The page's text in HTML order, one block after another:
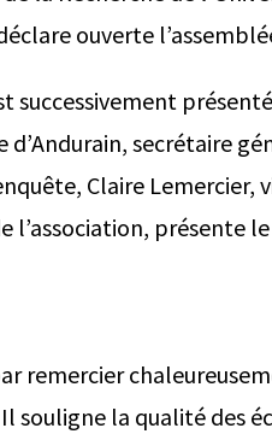
ouverte
successivement
secrétaire
Claire
l’association, présente
remercier
souligne la qualité des